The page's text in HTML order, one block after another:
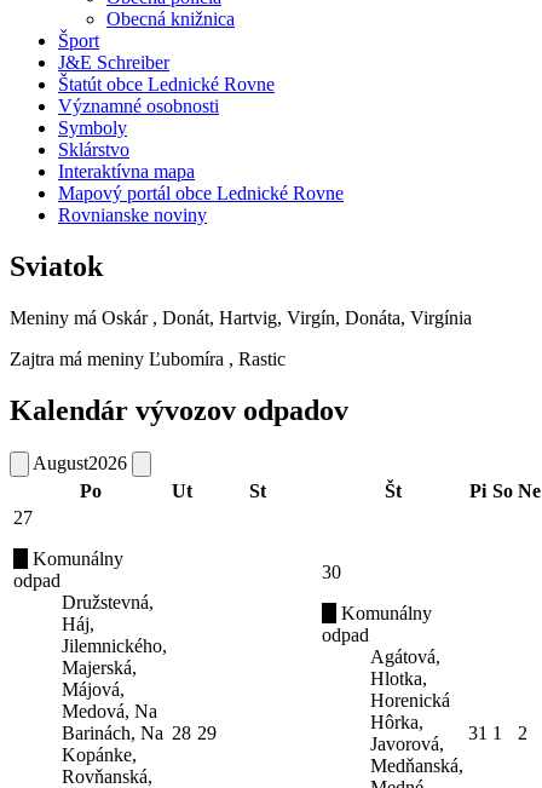
Obecná knižnica
Šport
J&E Schreiber
Štatút obce Lednické Rovne
Významné osobnosti
Symboly
Sklárstvo
Interaktívna mapa
Mapový portál obce Lednické Rovne
Rovnianske noviny
Sviatok
Meniny má Oskár , Donát, Hartvig, Virgín, Donáta, Virgínia
Zajtra má meniny Ľubomíra , Rastic
Kalendár vývozov odpadov
August2026
Po
Ut St Št Pi So Ne
27
Komunálny
odpad
Družstevná,
Háj,
Jilemnického,
Majerská,
Májová,
Medová, Na
Barinách, Na
Kopánke,
Rovňanská,
28 29
30
Komunálny
odpad
Agátová,
Hlotka,
Horenická
Hôrka,
Javorová,
Medňanská,
31 1 2